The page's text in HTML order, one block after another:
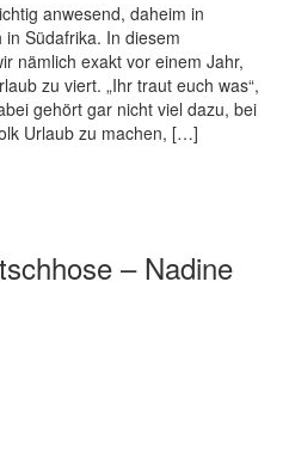
anwesend, daheim in
Südafrika. In diesem
nämlich exakt vor einem Jahr,
zu viert. „Ihr traut euch was“,
gehört gar nicht viel dazu, bei
Urlaub zu machen, […]
– Nadine